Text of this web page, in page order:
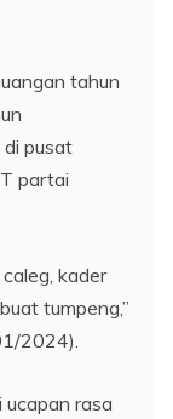
tahun
di pusat
partai
kader
tumpeng,”
2024).
ucapan rasa